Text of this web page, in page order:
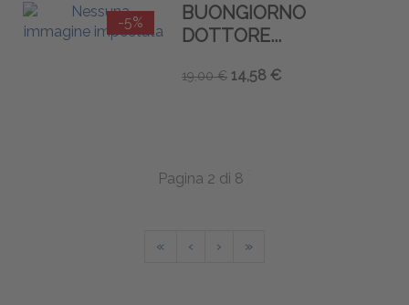
-5%
BUONGIORNO
DOTTORE...
19,00 € 14,58 €
Pagina 2 di 8
« ‹ › »